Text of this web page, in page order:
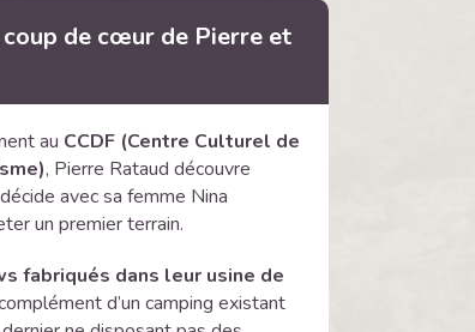
de cœur de Pierre et
au CCDF (Centre Culturel de
, Pierre Rataud découvre
avec sa femme Nina
un premier terrain.
fabriqués dans leur usine de
d’un camping existant